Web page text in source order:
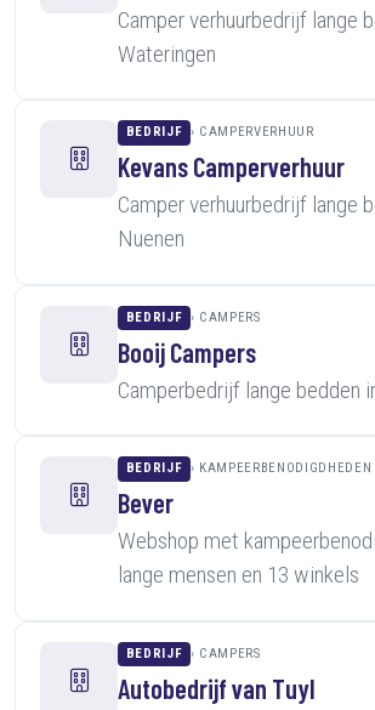
Camper verhuurbedrijf lange
Wateringen
BEDRIJF CAMPERVERHUUR
Kevans Camperverhuur
Camper verhuurbedrijf lange
Nuenen
BEDRIJF CAMPERS
Booij Campers
Camperbedrijf lange bedden
BEDRIJF KAMPEERBENODIGDHEDEN
Bever
Webshop met
lange mensen en 13 winkels
BEDRIJF CAMPERS
Autobedrijf van Tuyl